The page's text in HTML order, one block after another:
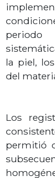
periodo
la piel,
del
Los
permitió